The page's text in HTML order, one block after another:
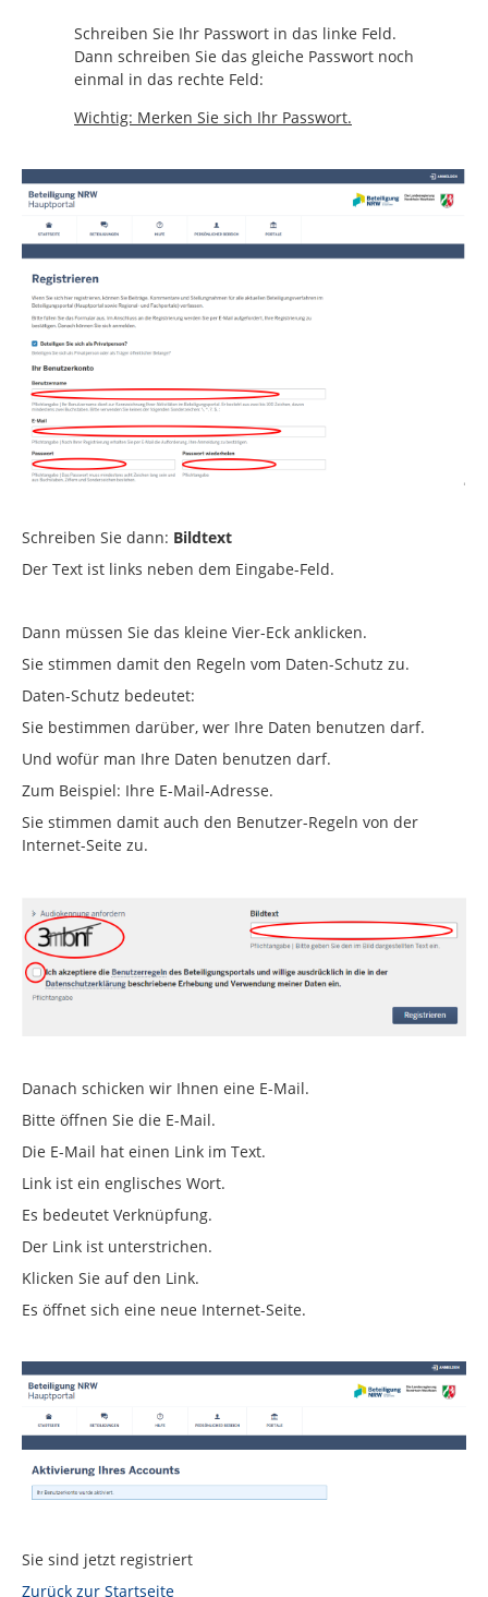
Schreiben Sie Ihr Passwort in das linke Feld.
Dann schreiben Sie das gleiche Passwort noch
einmal in das rechte Feld:
Wichtig: Merken Sie sich Ihr Passwort.
Schreiben Sie dann: Bildtext
Der Text ist links neben dem Eingabe-Feld.
Dann müssen Sie das kleine Vier-Eck anklicken.
Sie stimmen damit den Regeln vom Daten-Schutz zu.
Daten-Schutz bedeutet:
Sie bestimmen darüber, wer Ihre Daten benutzen darf.
Und wofür man Ihre Daten benutzen darf.
Zum Beispiel: Ihre E-Mail-Adresse.
Sie stimmen damit auch den Benutzer-Regeln von der
Internet-Seite zu.
Danach schicken wir Ihnen eine E-Mail.
Bitte öffnen Sie die E-Mail.
Die E-Mail hat einen Link im Text.
Link ist ein englisches Wort.
Es bedeutet Verknüpfung.
Der Link ist unterstrichen.
Klicken Sie auf den Link.
Es öffnet sich eine neue Internet-Seite.
Sie sind jetzt registriert
Zurück zur Startseite